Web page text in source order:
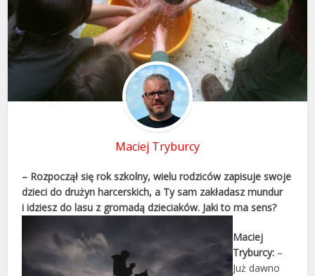
Maciej Tryburcy
– Rozpoczął się rok szkolny, wielu rodziców zapisuje swoje
dzieci do drużyn harcerskich, a Ty sam zakładasz mundur
i idziesz do lasu z gromadą dzieciaków. Jaki to ma sens?
Maciej
Tryburcy: –
Już dawno